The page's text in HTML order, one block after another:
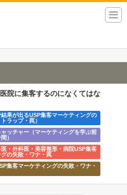
院に集客するのになくてはな
果が出るUSP集客マーケティングの
ラップ・罠）
ャッチャー（マーケティングを学ぶ前
）
・外科医・美容整形・病院USP集客
の失敗・ワナ・罠
集客マーケティングの失敗・ワナ・